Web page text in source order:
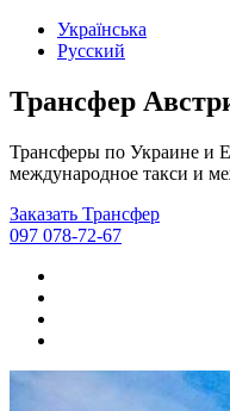
Українська
Русский
Трансфер
Трансферы по Украине и
международное такси и
Заказать Трансфер
097 078-72-67